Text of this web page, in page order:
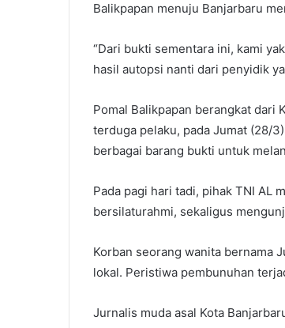
Balikpapan menuju Banjarbaru
“Dari bukti sementara ini, kami
hasil autopsi nanti dari penyidik
Pomal Balikpapan berangkat dari
terduga pelaku, pada Jumat (28/
berbagai barang bukti untuk
Pada pagi hari tadi, pihak TNI AL
bersilaturahmi, sekaligus
Korban seorang wanita bernama
lokal. Peristiwa pembunuhan
Jurnalis muda asal Kota